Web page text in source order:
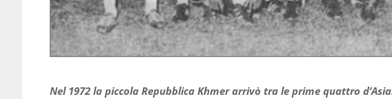
Nel 1972 la piccola Repubblica Khmer arrivò tra le prime quattro